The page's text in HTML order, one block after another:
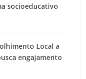
socioeducativo
Local a
engajamento